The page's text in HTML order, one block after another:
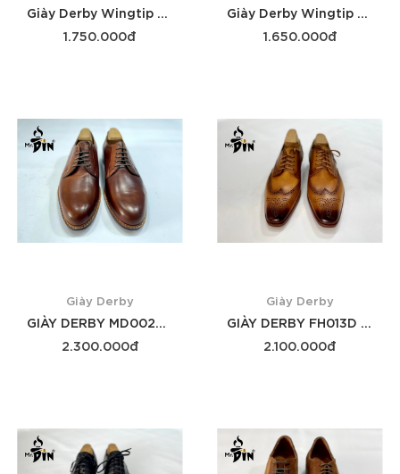
Giày Derby Wingtip GREEN MR.DIN MD001
1.750.000đ
Giày Derby Wingtip MR.DIN MD001
1.650.000đ
Giày Derby
GIÀY DERBY MD002D DA BÒ
2.300.000đ
Giày Derby
GIÀY DERBY FH013D DA BÒ
2.100.000đ